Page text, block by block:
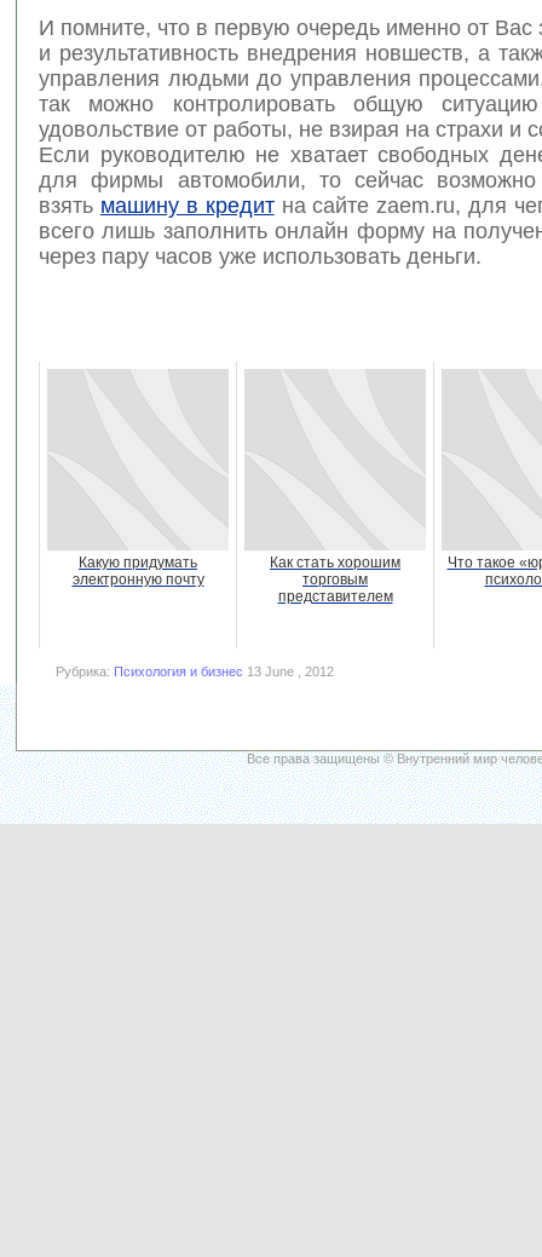
И помните, что в первую очередь именно от Вас
и результативность внедрения новшеств, а
управления людьми до управления
так можно контролировать общую
удовольствие от работы, не взирая на страхи и
Если руководителю не хватает свободных
для фирмы автомобили, то сейчас возможно
взять машину в кредитна сайте zaem.ru, для
всего лишь заполнить онлайн форму на
через пару часов уже использовать деньги.
Какую придумать
электронную почту
Как стать хорошим
торговым
представителем
Что такое
Рубрика: Психология и бизнес 13 June , 2012
Все права защищены © Внутренний мир